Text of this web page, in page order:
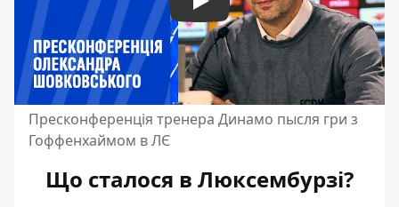
Play
Пресконференція тренера Динамо пысля гри з
Гоффенхаймом в ЛЄ
Що сталося в Люксембурзі?